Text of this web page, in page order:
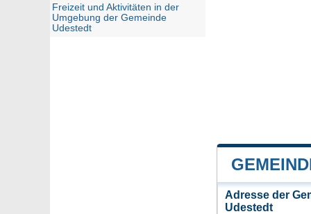
Adresse der
Udestedt
Freizeit und Aktivitäten in der
Umgebung der Gemeinde
Udestedt